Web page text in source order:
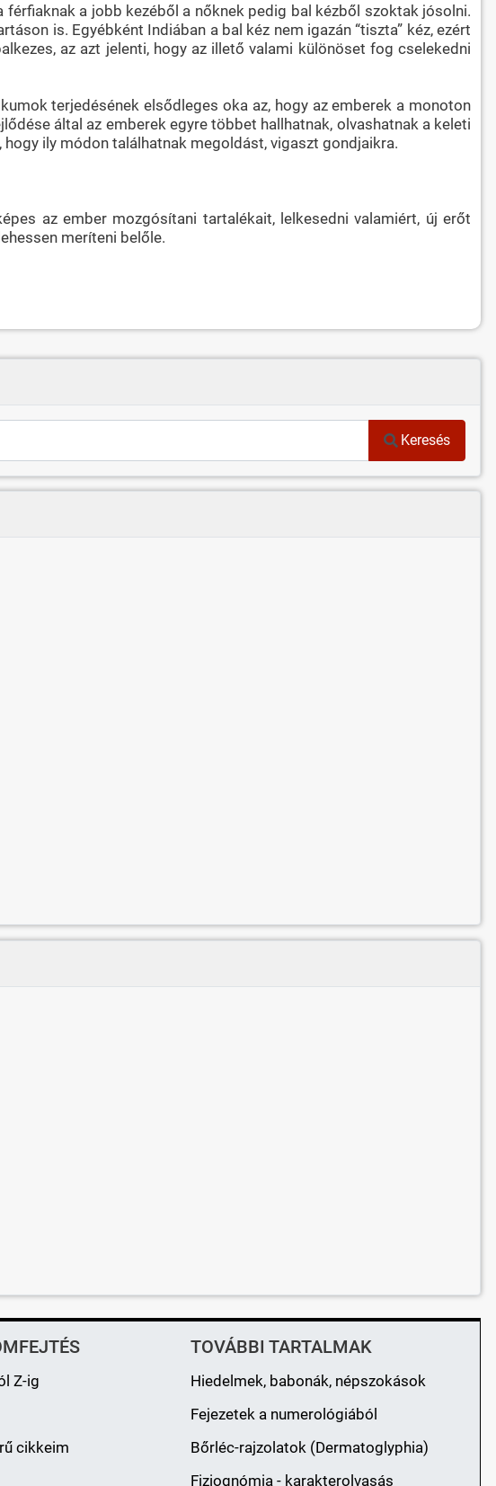
a jobb kezéből a nőknek pedig bal kézből szoktak jósolni.
is. Egyébként Indiában a bal kéz nem igazán “tiszta” kéz, ezért
az azt jelenti, hogy az illető valami különöset fog cselekedni
terjedésének elsődleges oka az, hogy az emberek a monoton
által az emberek egyre többet hallhatnak, olvashatnak a keleti
ily módon találhatnak megoldást, vigaszt gondjaikra.
az ember mozgósítani tartalékait, lelkesedni valamiért, új erőt
meríteni belőle.
Keresés
Z-ig
cikkeim
TOVÁBBI TARTALMAK
Hiedelmek, babonák, népszokások
Fejezetek a numerológiából
Bőrléc-rajzolatok (Dermatoglyphia)
Fiziognómia - karakterolvasás